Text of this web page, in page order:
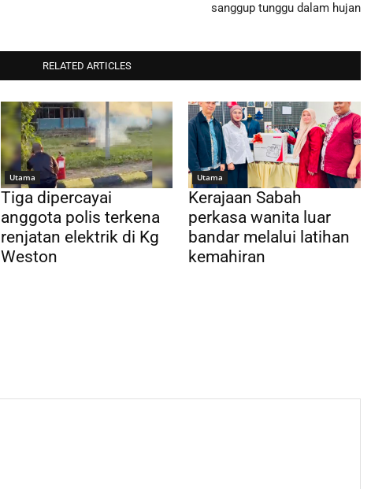
sanggup tunggu dalam hujan
RELATED ARTICLES
Utama
Tiga dipercayai
anggota polis terkena
renjatan elektrik di Kg
Weston
Utama
Kerajaan Sabah
perkasa wanita luar
bandar melalui latihan
kemahiran